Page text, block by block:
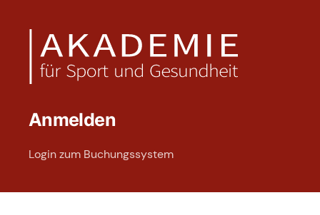
Anmelden
Login zum Buchungssystem